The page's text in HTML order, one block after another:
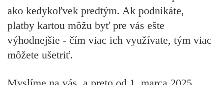
ako kedykoľvek predtým. Ak podnikáte,
platby kartou môžu byť pre vás ešte
výhodnejšie - čím viac ich využívate, tým viac
môžete ušetriť.